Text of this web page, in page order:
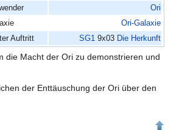
Ori
Ori-Galaxie
Auftritt
SG1 9x03 Die Herkunft
die Macht der Ori zu demonstrieren und
der Enttäuschung der Ori über den